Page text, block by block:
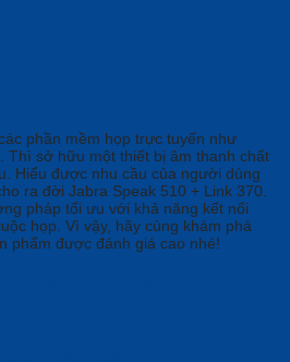
phần mềm họp trực tuyến như
Thì sở hữu một thiết bị âm thanh chất
Hiểu được nhu cầu của người dùng
ra đời Jabra Speak 510 + Link 370.
pháp tối ưu với khả năng kết nối
họp. Vì vậy, hãy cùng khám phá
phẩm được đánh giá cao nhé!